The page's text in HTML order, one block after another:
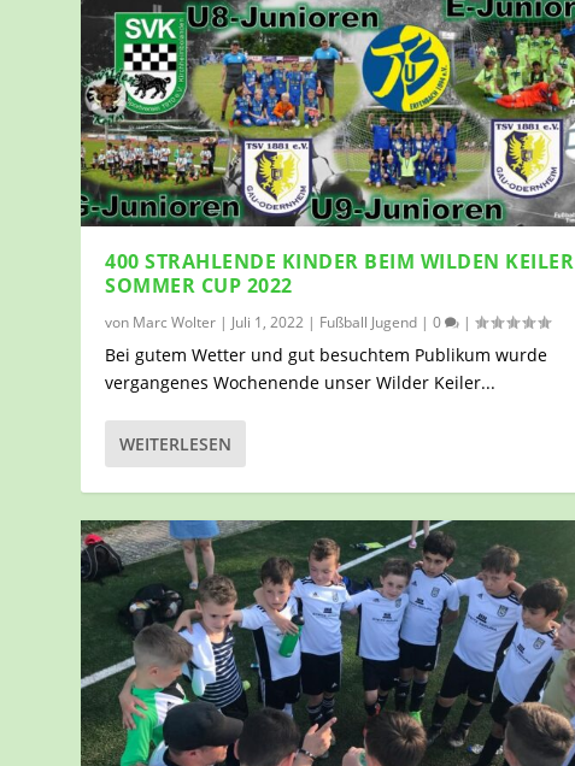
400 STRAHLENDE KINDER BEIM WILDEN KEILER
SOMMER CUP 2022
von Marc Wolter | Juli 1, 2022 | Fußball Jugend |0 |
Bei gutem Wetter und gut besuchtem Publikum wurde
vergangenes Wochenende unser Wilder Keiler...
WEITERLESEN